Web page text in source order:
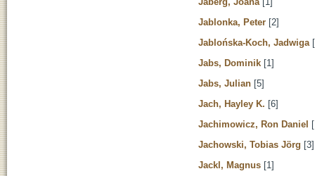
Jablonka, Peter [2]
Jablońska-Koch, Jadwiga
Jabs, Dominik [1]
Jabs, Julian [5]
Jach, Hayley K. [6]
Jachimowicz, Ron Daniel
Jachowski, Tobias Jörg [3]
Jackl, Magnus [1]